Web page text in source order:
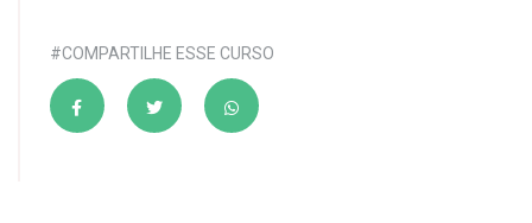
#COMPARTILHE ESSE CURSO